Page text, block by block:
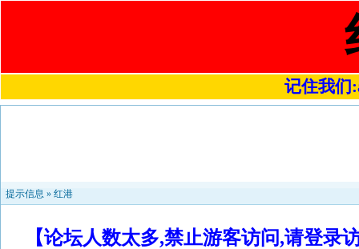
记住我们
提示信息 » 红港
【论坛人数太多,禁止游客访问,请登